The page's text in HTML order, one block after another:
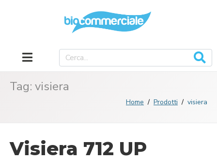
Tag: visiera
Home Prodotti visiera
Visiera 712 UP